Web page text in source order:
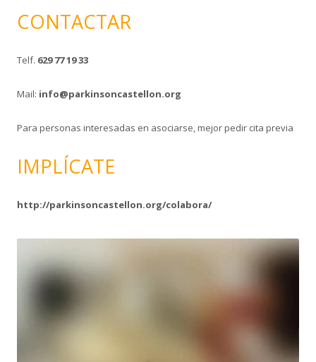
CONTACTAR
Telf. 629 77 19 33
Mail: info@parkinsoncastellon.org
Para personas interesadas en asociarse, mejor pedir cita previa
IMPLÍCATE
http://parkinsoncastellon.org/colabora/